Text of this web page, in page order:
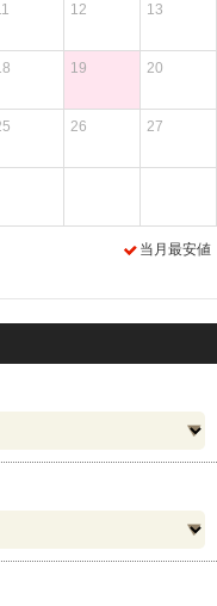
12 13
19 20
26 27
当月最安値